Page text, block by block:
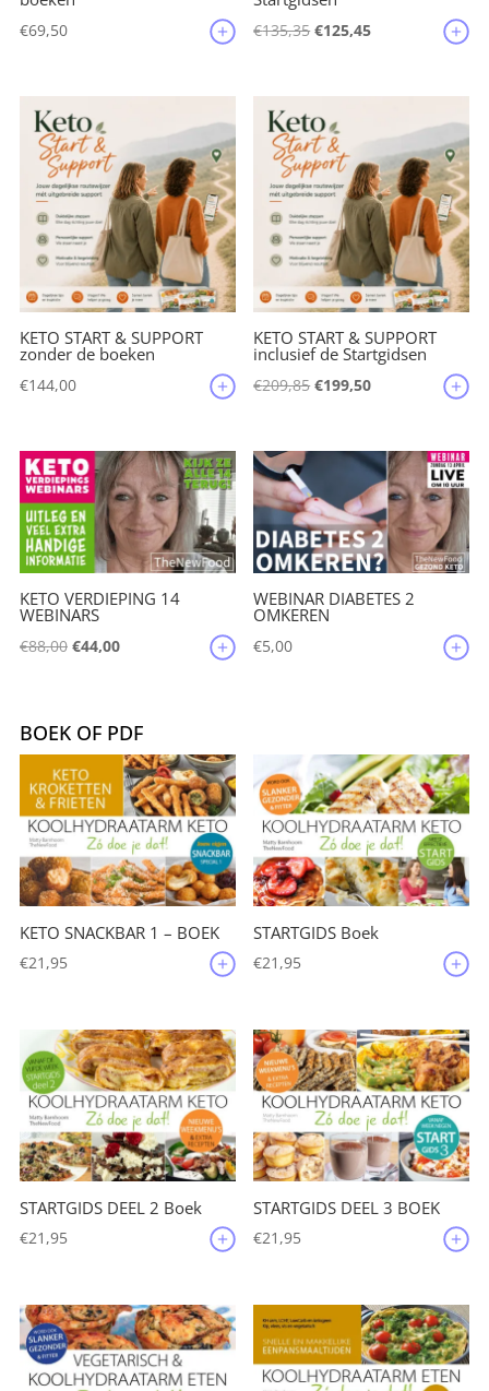
€69,50 €135,35Oorspronkelijke
€135,35.
€125,45Huidige
KETO START & SUPPORT
zonder de boeken
€144,00
KETO START & SUPPORT
inclusief de Startgidsen
€209,85Oorspronkelijke
€209,85.
€199,50Huidige
€199,50.
KETO VERDIEPING 14
WEBINARS
€88,00 Oorspronkelijke
€88,00.
€44,00Huidige
€44,00.
WEBINAR DIABETES 2
OMKEREN
€5,00
BOEK OF PDF
KETO SNACKBAR 1 – BOEK
€21,95
STARTGIDS Boek
€21,95
STARTGIDS DEEL 2 Boek
€21,95
STARTGIDS DEEL 3 BOEK
€21,95